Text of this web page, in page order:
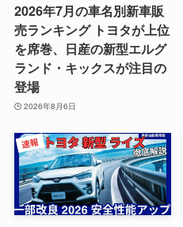
2026年7月の車名別新車販
売ランキング トヨタが上位
を席巻、日産の新型エルグ
ランド・キックスが注目の
登場
2026年8月6日